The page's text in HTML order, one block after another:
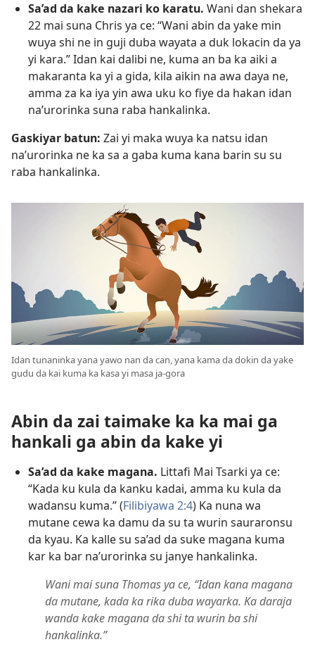
Sa’ad da kake nazari ko karatu. Wani dan shekara
22 mai suna Chris ya ce: “Wani abin da yake min
wuya shi ne in guji duba wayata a duk lokacin da ya
yi kara.” Idan kai dalibi ne, kuma an ba ka aiki a
makaranta ka yi a gida, kila aikin na awa daya ne,
amma za ka iya yin awa uku ko fiye da hakan idan
na’urorinka suna raba hankalinka.
Gaskiyar batun: Zai yi maka wuya ka natsu idan
na’urorinka ne ka sa a gaba kuma kana barin su su
raba hankalinka.
Idan tunaninka yana yawo nan da can, yana kama da dokin da yake
gudu da kai kuma ka kasa yi masa ja-gora
Abin da zai taimake ka ka mai ga
hankali ga abin da kake yi
Sa’ad da kake magana. Littafi Mai Tsarki ya ce:
“Kada ku kula da kanku kadai, amma ku kula da
wadansu kuma.” (Filibiyawa 2:⁠4) Ka nuna wa
mutane cewa ka damu da su ta wurin sauraronsu
da kyau. Ka kalle su sa’ad da suke magana kuma
kar ka bar na’urorinka su janye hankalinka.
Wani mai suna Thomas ya ce, “Idan kana magana
da mutane, kada ka rika duba wayarka. Ka daraja
wanda kake magana da shi ta wurin ba shi
hankalinka.”